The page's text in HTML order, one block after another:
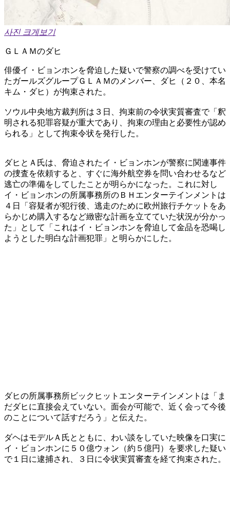
사진 크게보기
ＧＬＡＭのダヒ
俳優イ・ビョンホンを脅迫した疑いで警察の調べを受けてい
たガールズグループＧＬＡＭのメンバー、ダヒ（２０、本名
キム・ダヒ）が拘束された。
ソウル中央地方裁判所は３日、拘束前の令状実質審査で「釈
明される犯罪容疑が重大であり、拘束の理由と必要性が認め
られる」として拘束令状を発行した。
ダヒとＡ氏は、脅迫されたイ・ビョンホンが警察に関連事件
の捜査を依頼すると、すぐに海外航空券を問い合わせるなど
逃亡の準備をしてしたことが明らかになった。これに対し
イ・ビョンホンの所属事務所のＢＨエンターテインメントは
４日「容疑者が犯行後、逃走のために欧州旅行チケットをあ
らかじめ購入するなど緻密な計画を立てていた状況が分かっ
た」として「これはイ・ビョンホンを脅迫して金品を恐喝し
ようとした明白な計画犯罪」と明らかにした。
ダヒの所属事務所ビックヒットエンターテインメントは「ま
だダヒに直接会えていない。面会が可能で、近く会って今後
のことについて話すだろう」と伝えた。
ダヘはモデルＡ氏とともに、わい談をしていた映像を口実に
イ・ビョンホンに５０億ウォン（約５億円）を要求した疑い
で１日に逮捕され、３日に令状実質審査を経て拘束された。